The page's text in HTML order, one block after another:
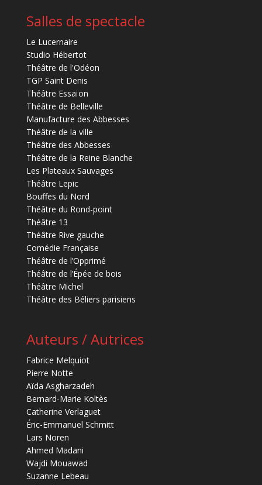
Salles de spectacle
Le Lucernaire
Studio Hébertot
Théâtre de l'Odéon
TGP Saint Denis
Théâtre Essaïon
Théâtre de Belleville
Manufacture des Abbesses
Théâtre de la ville
Théâtre des Abbesses
Théâtre de la Reine Blanche
Les Plateaux Sauvages
Théâtre Lepic
Bouffes du Nord
Théâtre du Rond-point
Théâtre 13
Théâtre Rive gauche
Comédie Française
Théâtre de l’Opprimé
Théâtre de l’Épée de bois
Théâtre Michel
Théâtre des Béliers parisiens
Auteurs / Autrices
Fabrice Melquiot
Pierre Notte
Aïda Asgharzadeh
Bernard-Marie Koltès
Catherine Verlaguet
Éric-Emmanuel Schmitt
Lars Noren
Ahmed Madani
Wajdi Mouawad
Suzanne Lebeau